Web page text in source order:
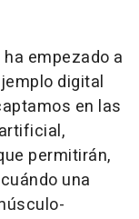
empezado a
digital
en las
permitirán,
una